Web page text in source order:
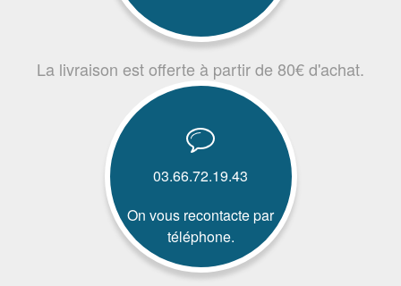
La livraison est offerte à partir de 80€ d'achat.
03.66.72.19.43
On vous recontacte par
téléphone.